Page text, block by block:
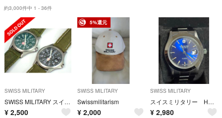
約3,000件中 1 - 36件
SWISS MILITARY
SWISS MILITARY スイスミリタリー 6-412/6-513 腕時計
¥ 2,500
5%還元
SWISS MILITARY
Swissmilitarism
¥ 2,000
SWISS MILITARY
スイスミリタリー HANOWA 6-5023 腕時計
¥ 2,980